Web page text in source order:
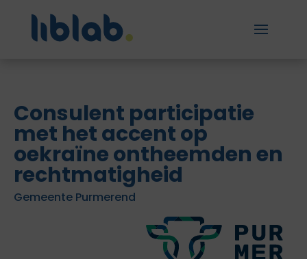
Consulent participatie
met het accent op
oekraïne ontheemden en
rechtmatigheid
Gemeente Purmerend